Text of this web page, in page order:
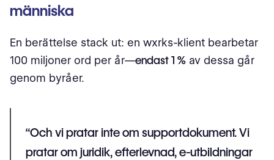
människa
En berättelse stack ut: en wxrks-klient bearbetar
100 miljoner ord per år—endast 1 % av dessa går
genom byråer.
“Och vi pratar inte om supportdokument. Vi
pratar om juridik, efterlevnad, e-utbildningar